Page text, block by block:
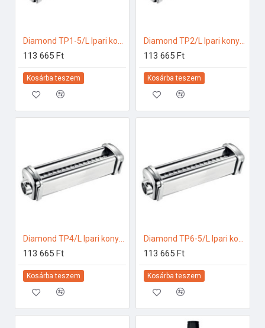
113 665 Ft
Kosárba teszem
Diamond TP2/L Ipari konyhai előkészítés
113 665 Ft
Kosárba teszem
113 665 Ft
Kosárba teszem
113 665 Ft
Kosárba teszem